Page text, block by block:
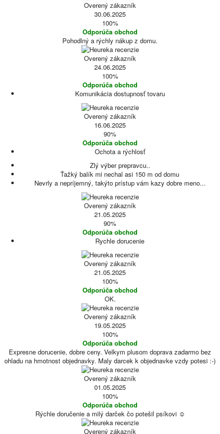
Overený zákazník
30.06.2025
100%
Odporúča obchod
Pohodlný a rýchly nákup z domu.
Overený zákazník
24.06.2025
100%
Odporúča obchod
Komunikácia dostupnosť tovaru
Overený zákazník
16.06.2025
90%
Odporúča obchod
Ochota a rýchlosť
Zlý výber prepravcu..
Ťažký balík mi nechal asi 150 m od domu
Nevrly a nepríjemný, takýto prístup vám kazy dobre meno...
Overený zákazník
21.05.2025
90%
Odporúča obchod
Rychle dorucenie
Overený zákazník
21.05.2025
100%
Odporúča obchod
OK.
Overený zákazník
19.05.2025
100%
Odporúča obchod
Expresne dorucenie, dobre ceny. Velkym plusom doprava zadarmo bez
ohladu na hmotnost objednavky. Maly darcek k objednavke vzdy potesi :-)
Overený zákazník
01.05.2025
100%
Odporúča obchod
Rýchle doručenie a milý darček čo potešil psíkovi ☺️
Overený zákazník